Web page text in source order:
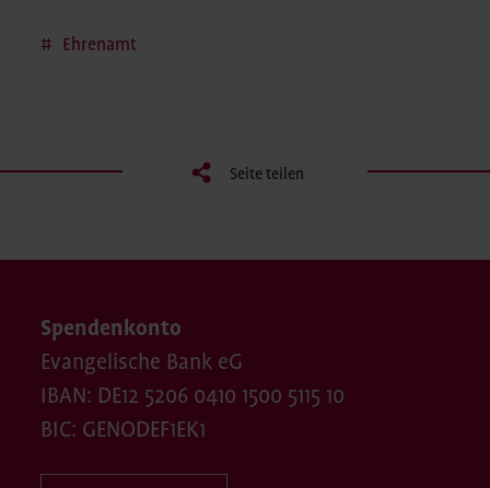
Ehrenamt
Seite teilen
Spendenkonto
Evangelische Bank eG
IBAN: DE12 5206 0410 1500 5115 10
BIC: GENODEF1EK1